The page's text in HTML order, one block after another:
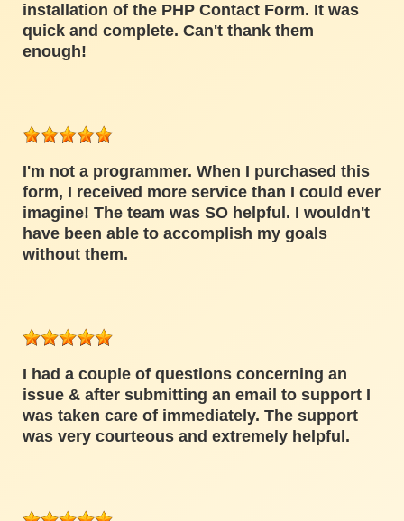
installation of the PHP Contact Form. It was
quick and complete. Can't thank them
enough!
I'm not a programmer. When I purchased this
form, I received more service than I could ever
imagine! The team was SO helpful. I wouldn't
have been able to accomplish my goals
without them.
I had a couple of questions concerning an
issue & after submitting an email to support I
was taken care of immediately. The support
was very courteous and extremely helpful.